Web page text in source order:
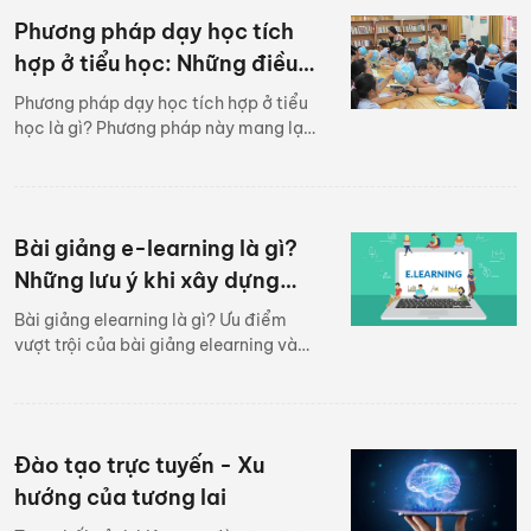
Phương pháp dạy học tích
hợp ở tiểu học: Những điều
cần lưu ý
Phương pháp dạy học tích hợp ở tiểu
học là gì? Phương pháp này mang lại
Bài giảng e-learning là gì?
Những lưu ý khi xây dựng
bài giảng e-learning
Bài giảng elearning là gì? Ưu điểm
vượt trội của bài giảng elearning và
Đào tạo trực tuyến - Xu
hướng của tương lai